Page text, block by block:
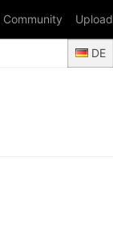
Upload
Community
DE